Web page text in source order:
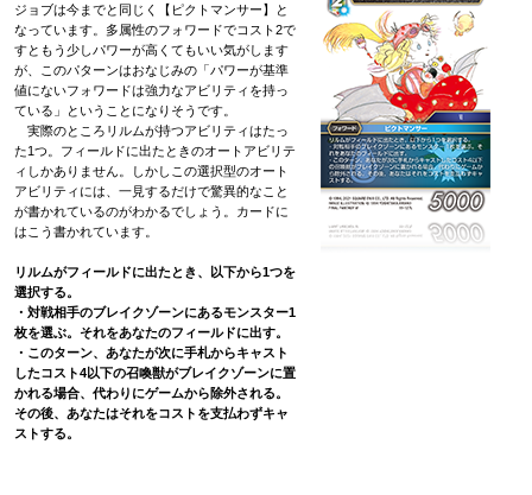
ジョブは今までと同じく【ピクトマンサー】と
なっています。多属性のフォワードでコスト2で
すともう少しパワーが高くてもいい気がします
が、このパターンはおなじみの「パワーが基準
値にないフォワードは強力なアビリティを持っ
ている」ということになりそうです。
実際のところリルムが持つアビリティはたっ
た1つ。フィールドに出たときのオートアビリテ
ィしかありません。しかしこの選択型のオート
アビリティには、一見するだけで驚異的なこと
が書かれているのがわかるでしょう。カードに
はこう書かれています。
リルムがフィールドに出たとき、以下から1つを
選択する。
・対戦相手のブレイクゾーンにあるモンスター1
枚を選ぶ。それをあなたのフィールドに出す。
・このターン、あなたが次に手札からキャスト
したコスト4以下の召喚獣がブレイクゾーンに置
かれる場合、代わりにゲームから除外される。
その後、あなたはそれをコストを支払わずキャ
ストする。